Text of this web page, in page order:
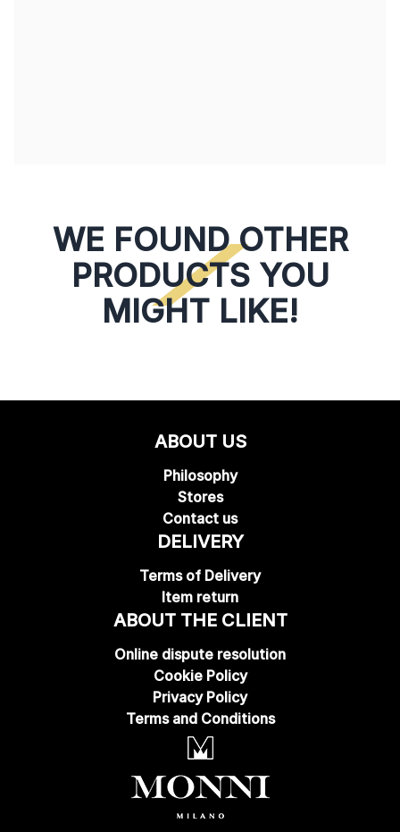
WE FOUND OTHER
PRODUCTS YOU
MIGHT LIKE!
ABOUT US
Philosophy
Stores
Contact us
DELIVERY
Terms of Delivery
Item return
ABOUT THE CLIENT
Online dispute resolution
Cookie Policy
Privacy Policy
Terms and Conditions